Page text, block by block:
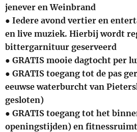
jenever en Weinbrand
● Iedere avond vertier en
en live muziek. Hierbij wordt
bittergarnituur geserveerd
● GRATIS mooie dagtocht per
● GRATIS toegang tot de pas
eeuwse waterburcht van
gesloten)
● GRATIS toegang tot het
openingstijden) en